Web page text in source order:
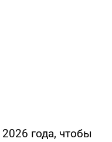
года, чтобы